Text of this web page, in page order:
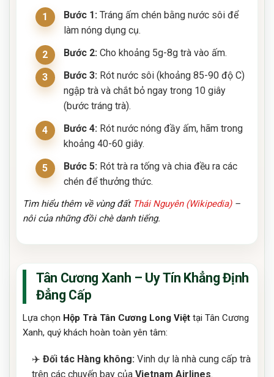
Bước 1:Tráng ấm chén bằng nước sôi để
làm nóng dụng cụ.
Bước 2:Cho khoảng 5g-8g trà vào ấm.
Bước 3:Rót nước sôi (khoảng 85-90 độ C)
ngập trà và chắt bỏ ngay trong 10 giây
(bước tráng trà).
Bước 4:Rót nước nóng đầy ấm, hãm trong
khoảng 40-60 giây.
Bước 5:Rót trà ra tống và chia đều ra các
chén để thưởng thức.
Tìm hiểu thêm về vùng đất Thái Nguyên (Wikipedia)–
nôi của những đồi chè danh tiếng.
Tân Cương Xanh – Uy Tín Khẳng Định
Đẳng Cấp
Lựa chọn Hộp Trà Tân Cương Long Việt tại Tân Cương
Xanh, quý khách hoàn toàn yên tâm:
✈️ Đối tác Hàng không: Vinh dự là nhà cung cấp trà
trên các chuyến bay của Vietnam Airlines.